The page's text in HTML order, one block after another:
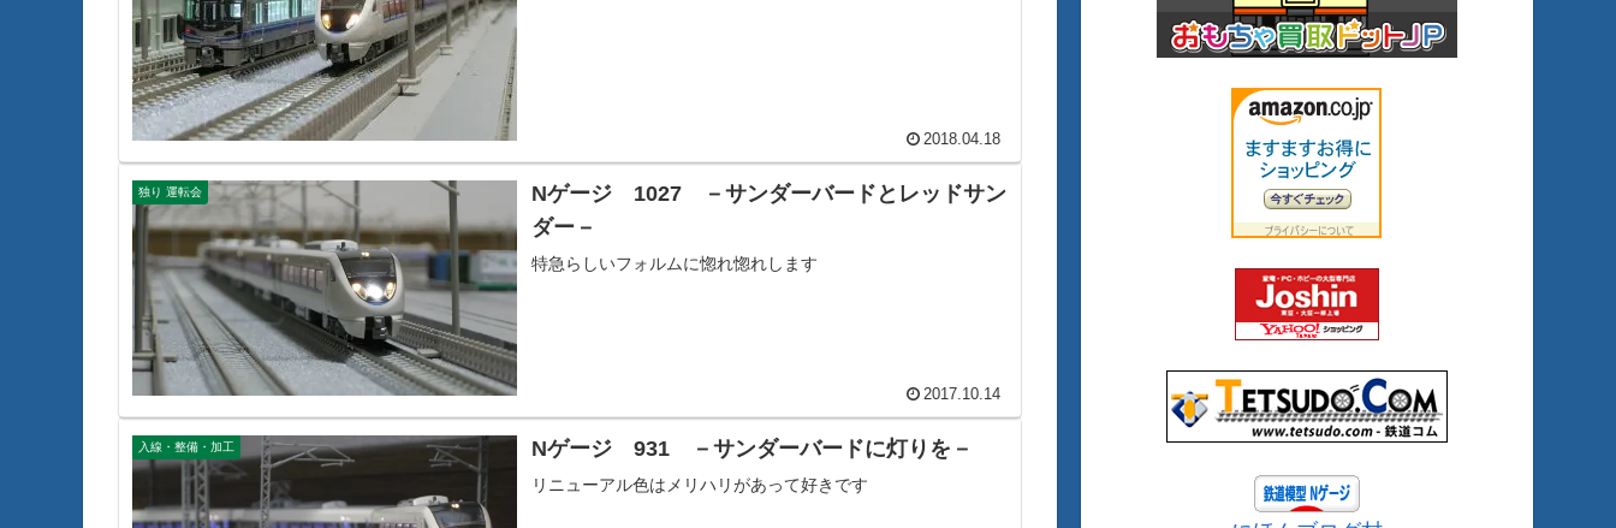
2018.04.18
独り 運転会
Nゲージ 1027 －サンダーバードとレッドサン
ダー－
特急らしいフォルムに惚れ惚れします
2017.10.14
入線・整備・加工 Nゲージ 931 －サンダーバードに灯りを－
リニューアル色はメリハリがあって好きです